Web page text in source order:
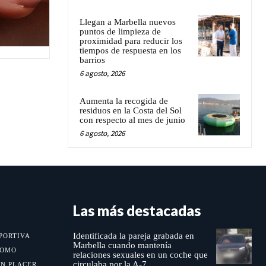
Llegan a Marbella nuevos
puntos de limpieza de
proximidad para reducir los
tiempos de respuesta en los
barrios
6 agosto, 2026
Aumenta la recogida de
residuos en la Costa del Sol
con respecto al mes de junio
6 agosto, 2026
PLACER
Las más destacadas
Identificada la pareja grabada en
Marbella cuando mantenía
relaciones sexuales en un coche que